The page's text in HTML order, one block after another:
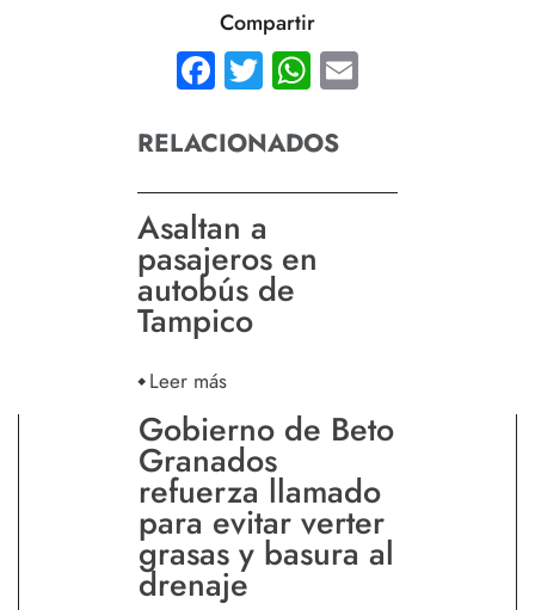
Compartir
Facebook
TwitterWhatsApp
RELACIONADOS
Asaltan a
pasajeros en
autobús de
Tampico
Leer más
Gobierno de Beto
Granados
refuerza llamado
para evitar verter
grasas y basura al
drenaje